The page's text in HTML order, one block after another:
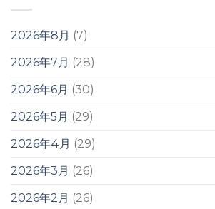
2026年8月 (7)
2026年7月 (28)
2026年6月 (30)
2026年5月 (29)
2026年4月 (29)
2026年3月 (26)
2026年2月 (26)